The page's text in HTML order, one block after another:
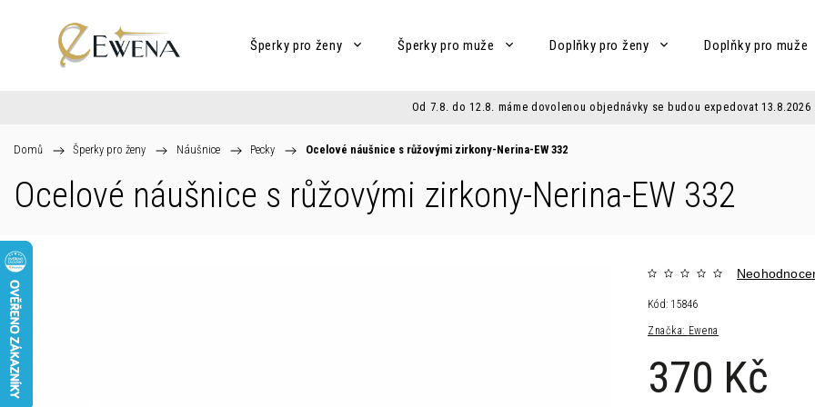
Šperky pro ženy Šperky pro muže Doplňky pro ženy Doplňky pro muže
Od 7.8. do 12.8. máme dovolenou objednávky se budou expedovat 13.8.2026
Domů / Šperky pro ženy / Náušnice / Pecky / Ocelové náušnice s růžovými zirkony-Nerina-EW 332
Ocelové náušnice s růžovými zirkony-Nerina-EW 332
Značka: Ewena
370 Kč
Kód: 15846